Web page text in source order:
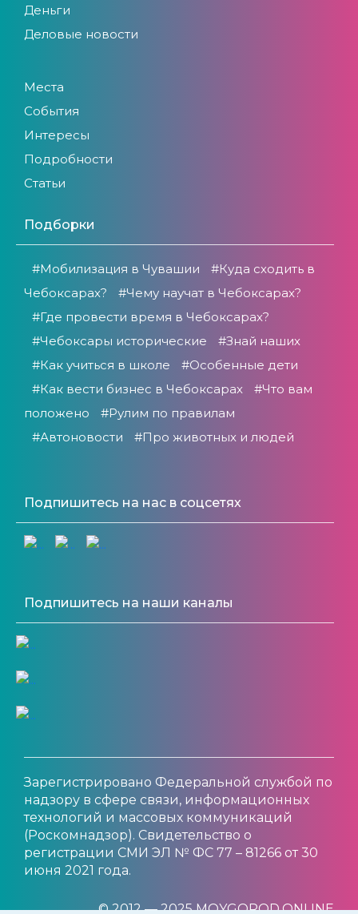
Деньги
Деловые новости
Места
События
Интересы
Подробности
Статьи
Подборки
#Мобилизация в Чувашии
#Куда сходить в
Чебоксарах?
#Чему научат в Чебоксарах?
#Где провести время в Чебоксарах?
#Чебоксары исторические
#Знай наших
#Как учиться в школе
#Особенные дети
#Как вести бизнес в Чебоксарах
#Что вам
положено
#Рулим по правилам
#Автоновости
#Про животных и людей
Подпишитесь на нас в соцсетях
Подпишитесь на наши каналы
Зарегистрировано Федеральной службой по
надзору в сфере связи, информационных
технологий и массовых коммуникаций
(Роскомнадзор). Свидетельство о
регистрации СМИ ЭЛ № ФС 77 – 81266 от 30
июня 2021 года.
© 2012 — 2025 MOYGOROD.ONLINE